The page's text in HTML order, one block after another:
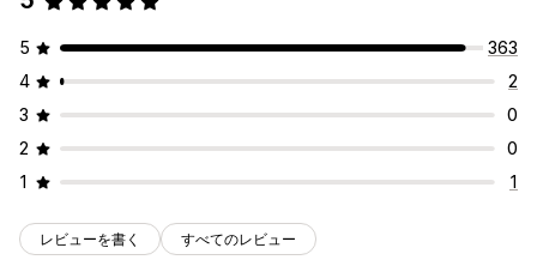
5
363
4
2
3
0
2
0
1
1
レビューを書く すべてのレビュー